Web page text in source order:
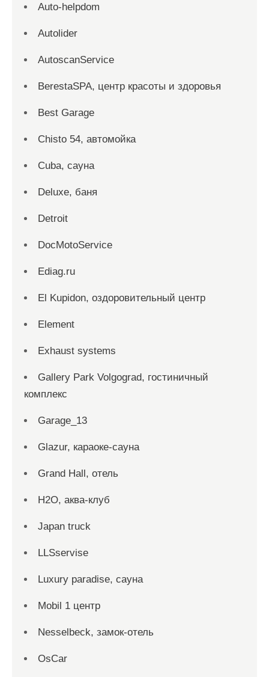
Auto-helpdom
Autolider
AutoscanService
BerestaSPA, центр красоты и здоровья
Best Garage
Chisto 54, автомойка
Cuba, сауна
Deluxe, баня
Detroit
DocMotoService
Ediag.ru
El Kupidon, оздоровительный центр
Element
Exhaust systems
Gallery Park Volgograd, гостиничный
комплекс
Garage_13
Glazur, караоке-сауна
Grand Hall, отель
H2O, аква-клуб
Japan truck
LLSservise
Luxury paradise, сауна
Mobil 1 центр
Nesselbeck, замок-отель
OsCar